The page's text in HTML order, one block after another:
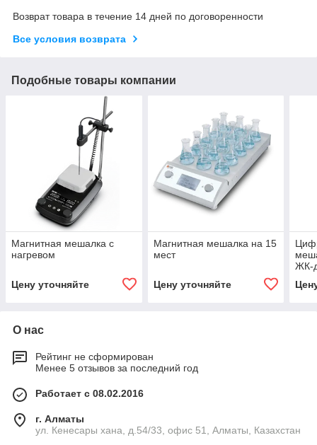
Возврат товара в течение 14 дней по договоренности
Все условия возврата
Подобные товары компании
Магнитная мешалка с
нагревом
Цену уточняйте
Магнитная мешалка на 15
мест
Цену уточняйте
ЖК-
О нас
Рейтинг не сформирован
Менее 5 отзывов за последний год
Работает с 08.02.2016
г. Алматы
ул. Кенесары хана, д.54/33, офис 51, Алматы, Казахстан